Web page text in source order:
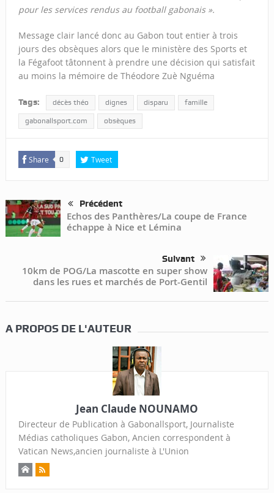
pour les services rendus au football gabonais ».
Message clair lancé donc au Gabon tout entier à trois
jours des obsèques alors que le ministère des Sports et
la Fégafoot tâtonnent à prendre une décision qui satisfait
au moins la mémoire de Théodore Zuè Nguéma
Tags: décès théo dignes disparu famille
gabonallsport.com obsèques
Share 0 Tweet
Précédent
Echos des Panthères/La coupe de France
échappe à Nice et Lémina
Suivant
10km de POG/La mascotte en super show
dans les rues et marchés de Port-Gentil
A PROPOS DE L'AUTEUR
Jean Claude NOUNAMO
Directeur de Publication à Gabonallsport, Journaliste
Médias catholiques Gabon, Ancien correspondent à
Vatican News,ancien journaliste à L'Union